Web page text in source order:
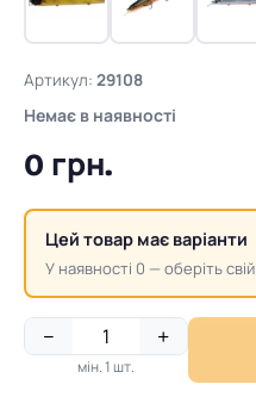
Артикул: 29108
Немає в наявності
0 грн.
Цей товар має варіанти
У наявності 0 — оберіть свій
− +
мін. 1 шт.